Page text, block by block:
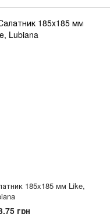
185x185 мм Like,
грн